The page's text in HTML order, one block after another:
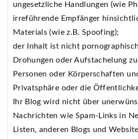
ungesetzliche Handlungen (wie
irreführende Empfänger
Materials (wie z.B. Spoofing);
der Inhalt ist nicht
Drohungen oder Aufstachelung
Personen oder Körperschaften
Privatsphäre oder die
Ihr Blog wird nicht über
Nachrichten wie Spam-Links in
Listen, anderen Blogs und